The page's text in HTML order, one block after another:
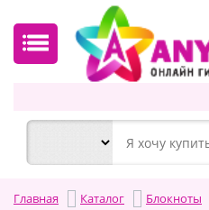
Главная Каталог Блокноты